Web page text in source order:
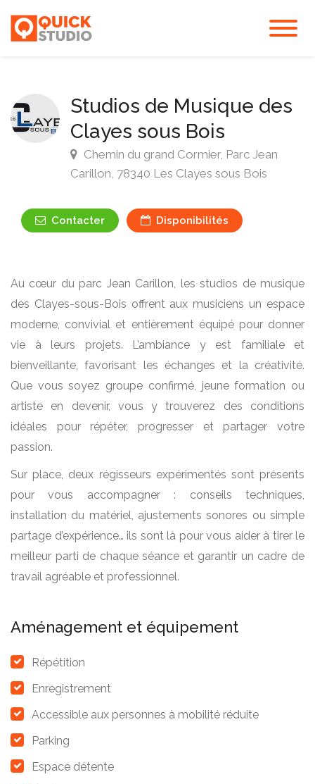
Studios de Musique des
Clayes sous Bois
Chemin du grand Cormier, Parc Jean
Carillon, 78340 Les Clayes sous Bois
Contacter Disponibilités
Au cœur du parc Jean Carillon, les studios de musique
des Clayes-sous-Bois offrent aux musiciens un espace
moderne, convivial et entièrement équipé pour donner
vie à leurs projets. L’ambiance y est familiale et
bienveillante, favorisant les échanges et la créativité.
Que vous soyez groupe confirmé, jeune formation ou
artiste en devenir, vous y trouverez des conditions
idéales pour répéter, progresser et partager votre
passion.
Sur place, deux régisseurs expérimentés sont présents
pour vous accompagner : conseils techniques,
installation du matériel, ajustements sonores ou simple
partage d’expérience… ils sont là pour vous aider à tirer le
meilleur parti de chaque séance et garantir un cadre de
travail agréable et professionnel.
Aménagement et équipement
Répétition
Enregistrement
Accessible aux personnes à mobilité réduite
Parking
Espace détente